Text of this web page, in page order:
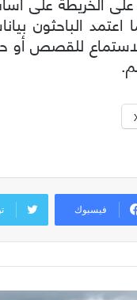
اعتمد الباحثون
للقصص أو
فيسبوك